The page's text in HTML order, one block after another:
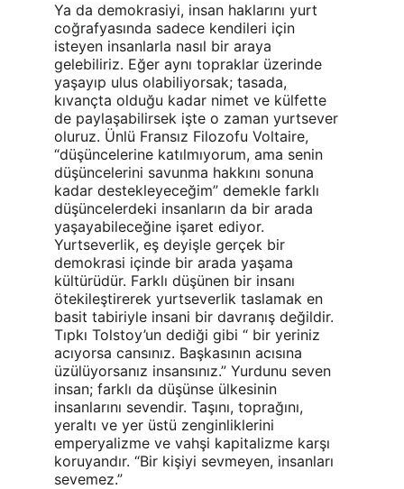
Ya da demokrasiyi, insan haklarını yurt
coğrafyasında sadece kendileri için
isteyen insanlarla nasıl bir araya
gelebiliriz. Eğer aynı topraklar üzerinde
yaşayıp ulus olabiliyorsak; tasada,
kıvançta olduğu kadar nimet ve külfette
de paylaşabilirsek işte o zaman yurtsever
oluruz. Ünlü Fransız Filozofu Voltaire,
“düşüncelerine katılmıyorum, ama senin
düşüncelerini savunma hakkını sonuna
kadar destekleyeceğim” demekle farklı
düşüncelerdeki insanların da bir arada
yaşayabileceğine işaret ediyor.
Yurtseverlik, eş deyişle gerçek bir
demokrasi içinde bir arada yaşama
kültürüdür. Farklı düşünen bir insanı
ötekileştirerek yurtseverlik taslamak en
basit tabiriyle insani bir davranış değildir.
Tıpkı Tolstoy’un dediği gibi “ bir yeriniz
acıyorsa cansınız. Başkasının acısına
üzülüyorsanız insansınız.” Yurdunu seven
insan; farklı da düşünse ülkesinin
insanlarını sevendir. Taşını, toprağını,
yeraltı ve yer üstü zenginliklerini
emperyalizme ve vahşi kapitalizme karşı
koruyandır. “Bir kişiyi sevmeyen, insanları
sevemez.”